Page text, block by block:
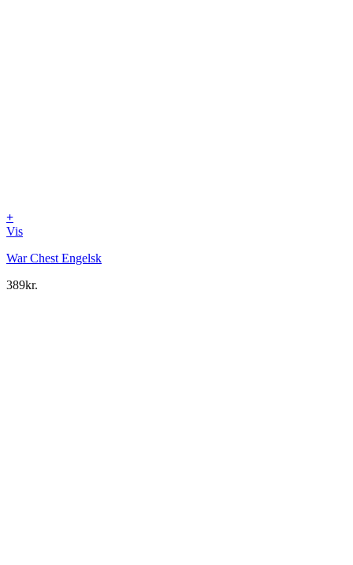
+
Vis
War Chest Engelsk
389kr.